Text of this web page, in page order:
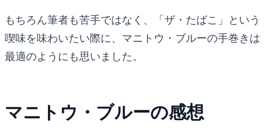
もちろん筆者も苦手ではなく、「ザ・たばこ」という
喫味を味わいたい際に、マニトウ・ブルーの手巻きは
最適のようにも思いました。
マニトウ・ブルーの感想